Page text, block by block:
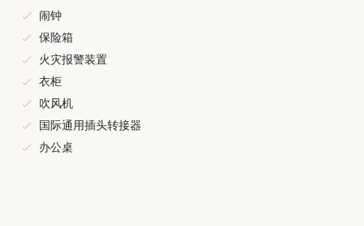
闹钟
保险箱
火灾报警装置
衣柜
吹风机
国际通用插头转接器
办公桌